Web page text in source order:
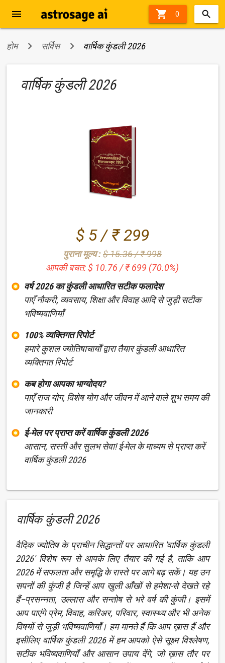
 0
menu
होम सर्विस वार्षिक कुंडली 2026
वार्षिक कुंडली 2026
70%
off
$ 5 / ₹ 299
पुराना मूल्य :$ 15.36 / ₹ 998
आपकी बचत: $ 10.76 / ₹ 699 (70.0%)
वर्ष 2026 का कुंडली आधारित सटीक फलादेश
पाएँ नौकरी, व्यवसाय, शिक्षा और विवाह आदि से जुड़ी सटीक
भविष्यवाणियाँ
100% व्यक्तिगत रिपोर्ट
हमारे कुशल ज्योतिषाचार्यों द्वारा तैयार कुंडली आधारित
व्यक्तिगत रिपोर्ट
कब होगा आपका भाग्योदय?
पाएँ राज योग, विशेष योग और जीवन में आने वाले शुभ समय की
जानकारी
ई-मेल पर प्राप्त करें वार्षिक कुंडली 2026
आसान, सस्ती और सुलभ सेवा! ई-मेल के माध्यम से प्राप्त करें
वार्षिक कुंडली 2026
वार्षिक कुंडली 2026
वैदिक ज्योतिष के प्राचीन सिद्धान्तों पर आधारित 'वार्षिक कुंडली
2026' विशेष रूप से आपके लिए तैयार की गई है, ताकि आप
2026 में सफलता और समृद्धि के रास्ते पर आगे बढ़ सकें। यह उन
सपनों की कुंजी है जिन्हें आप खुली आँखों से हमेशा-से देखते रहे
हैं–प्रसन्नता, उल्लास और सन्तोष से भरे वर्ष की कुंजी। इसमें
आप पाएंगे प्रेम, विवाह, करिअर, परिवार, स्वास्थ्य और भी अनेक
विषयों से जुड़ी भविष्यवाणियाँ। हम मानते हैं कि आप ख़ास हैं और
इसीलिए वार्षिक कुंडली 2026 में हम आपको ऐसे सूक्ष्म विश्लेषण,
सटीक भविष्यवाणियाँ और आसान उपाय देंगे, जो ख़ास तौर पर